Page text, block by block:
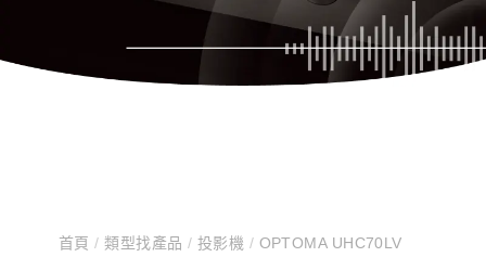
首頁/ 類型找產品 / 投影機 / OPTOMA UHC70LV